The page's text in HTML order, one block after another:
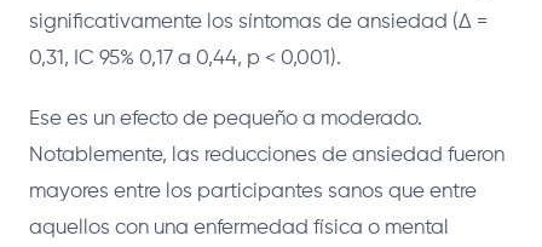
significativamente los síntomas de ansiedad (Δ =
0,31, IC 95% 0,17 a 0,44, p < 0,001).
Ese es un efecto de pequeño a moderado.
Notablemente, las reducciones de ansiedad fueron
mayores entre los participantes sanos que entre
aquellos con una enfermedad física o mental